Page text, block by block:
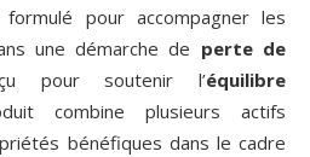
formulé pour accompagner les
une démarche de perte de
pour soutenir l’équilibre
combine plusieurs actifs
bénéfiques dans le cadre